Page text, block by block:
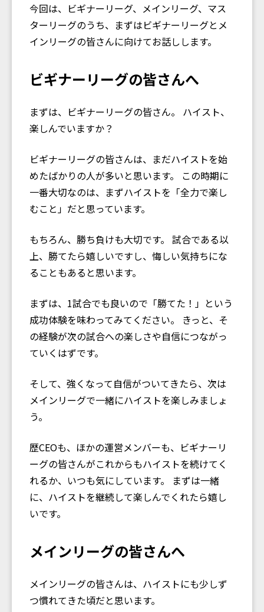
今回は、ビギナーリーグ、メインリーグ、マス
ターリーグのうち、まずはビギナーリーグとメ
インリーグの皆さんに向けてお話しします。
ビギナーリーグの皆さんへ
まずは、ビギナーリーグの皆さん。 ハイスト、
楽しんでいますか？
ビギナーリーグの皆さんは、まだハイストを始
めたばかりの人が多いと思います。 この時期に
一番大切なのは、まずハイストを「全力で楽し
むこと」だと思っています。
もちろん、勝ち負けも大切です。 試合である以
上、勝てたら嬉しいですし、悔しい気持ちにな
ることもあると思います。
まずは、1試合でも良いので「勝てた！」という
成功体験を味わってみてください。 きっと、そ
の経験が次の試合への楽しさや自信につながっ
ていくはずです。
そして、強くなって自信がついてきたら、次は
メインリーグで一緒にハイストを楽しみましょ
う。
歴CEOも、ほかの運営メンバーも、ビギナーリ
ーグの皆さんがこれからもハイストを続けてく
れるか、いつも気にしています。 まずは一緒
に、ハイストを継続して楽しんでくれたら嬉し
いです。
メインリーグの皆さんへ
メインリーグの皆さんは、ハイストにも少しず
つ慣れてきた頃だと思います。